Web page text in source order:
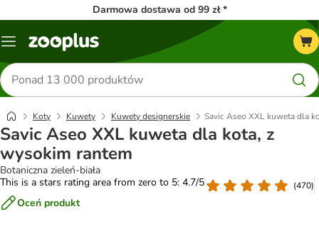
Darmowa dostawa od 99 zł *
Menu
Szukaj
produktów
Koty Kuwety Kuwety designerskie Savic Aseo XXL kuweta dla
Savic Aseo XXL kuweta dla kota, z
wysokim rantem
Botaniczna zieleń-biała
This is a stars rating area from zero to 5: 4.7/5
(470)
Oceń produkt